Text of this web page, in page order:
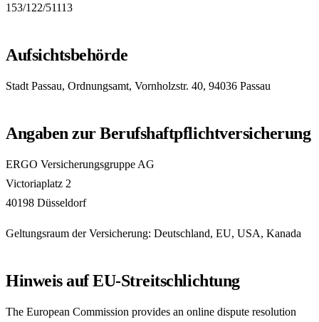
153/122/51113
Aufsichtsbehörde
Stadt Passau, Ordnungsamt, Vornholzstr. 40, 94036 Passau
Angaben zur Berufshaftpflichtversicherung
ERGO Versicherungsgruppe AG
Victoriaplatz 2
40198 Düsseldorf
Geltungsraum der Versicherung: Deutschland, EU, USA, Kanada
Hinweis auf EU-Streitschlichtung
The European Commission provides an online dispute resolution